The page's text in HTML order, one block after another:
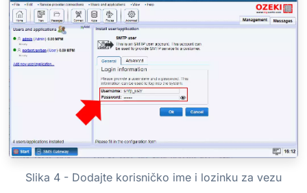
Slika 4 - Dodajte korisničko ime i lozinku za vezu